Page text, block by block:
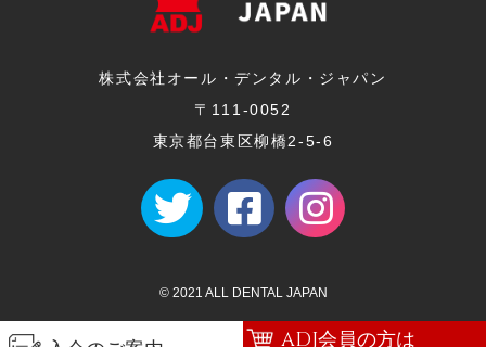
株式会社オール・デンタル・ジャパン
〒111-0052
東京都台東区柳橋2-5-6
© 2021 ALL DENTAL JAPAN
ADJ会員の方は